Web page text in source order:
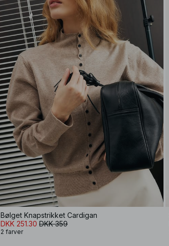
Bølget Knapstrikket Cardigan
DKK 251.30 DKK 359
2 farver